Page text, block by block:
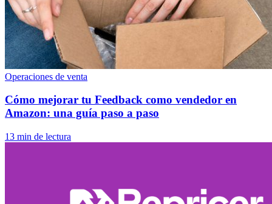
Operaciones de venta
Cómo mejorar tu Feedback como vendedor en
Amazon: una guía paso a paso
13 min de lectura